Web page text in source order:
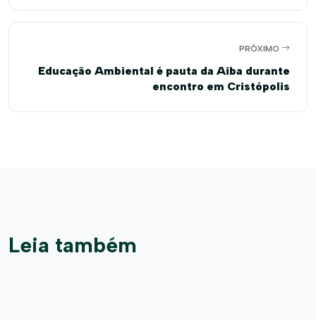
PRÓXIMO
Educação Ambiental é pauta da Aiba durante
encontro em Cristópolis
Leia também